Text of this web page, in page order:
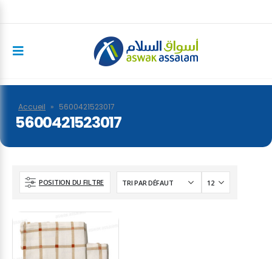
Accueil » 5600421523017
5600421523017
POSITION DU FILTRE